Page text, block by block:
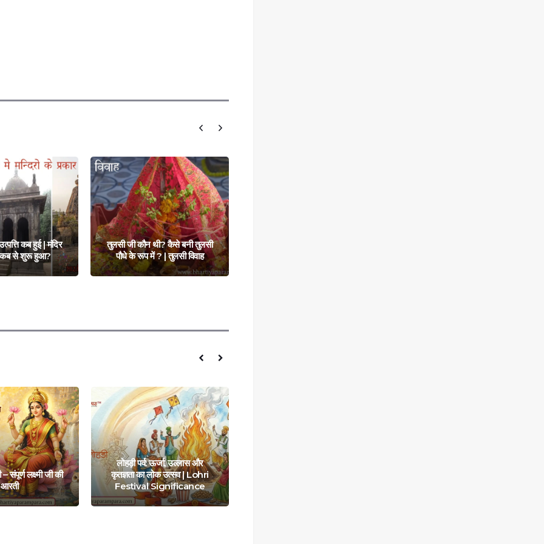
थी? कैसे बनी तुलसी
? | तुलसी विवाह
हिंदी वर्णमाला की संपूर्ण जानकारी |
हिंदी वर्णमाला
– संपूर्ण लक्ष्मी जी की
आरती
लोहड़ी पर्व: ऊर्जा, उल्लास और
कृतज्ञता का लोक उत्सव | Lohri
Festival Significance